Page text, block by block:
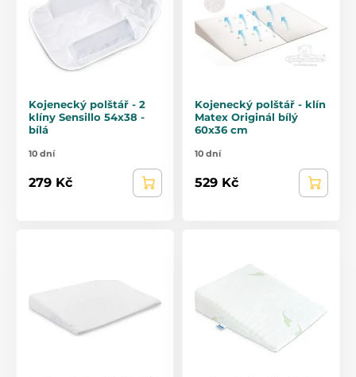
Kojenecký polštář - 2
klíny Sensillo 54x38 -
bílá
10 dní
279 Kč
Kojenecký polštář - klín
Matex Originál bílý
60x36 cm
10 dní
529 Kč